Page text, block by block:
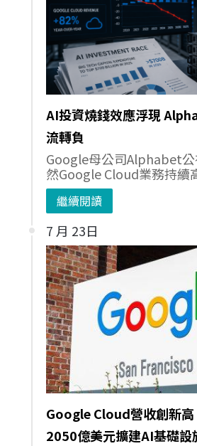
AI投資燒錢效應浮現
流轉負
Google母公司Alphabet
然Google Cloud業務持續
繼續閱讀
7 月 23日
Google Cloud營收創新
2050億美元擴建AI基礎設